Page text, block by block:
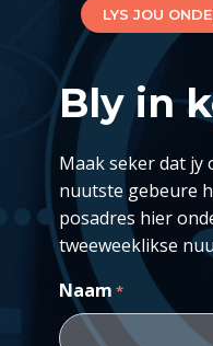
LYS JOU
Bly in
Maak seker dat jy
nuutste gebeure
posadres hier
tweeweeklikse
Naam *